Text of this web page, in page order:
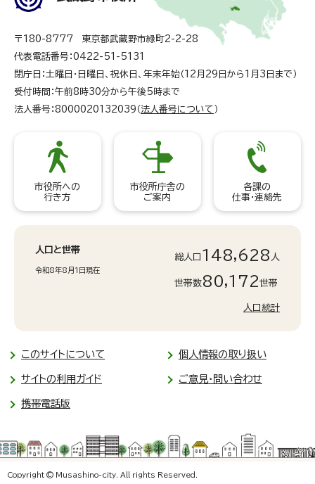
〒180-8777 東京都武蔵野市緑町2-2-28
代表電話番号：0422-51-5131
閉庁日：土曜日・日曜日、祝休日、年末年始（12月29日から1月3日まで）
受付時間：午前8時30分から午後5時まで
法人番号：8000020132039（ 法人番号について ）
市役所への
行き方
市役所庁舎の
ご案内
各課の
仕事・連絡先
人口と世帯
令和8年8月1日現在
総人口 148,628 人
世帯数80,172世帯
人口統計
このサイトについて 個人情報の取り扱い
サイトの利用ガイド ご意見・問い合わせ
携帯電話版
Copyright © Musashino-city. All rights Reserved.